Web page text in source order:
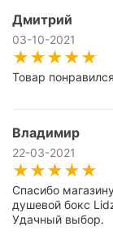
Дмитрий
03-10-2021
Товар
Владимир
22-03-2021
Спасибо
душевой бокс
Удачный выбор.